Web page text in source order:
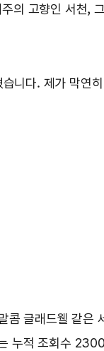
의 고향인 서천,
니다. 제가 막
콤 글래드웰 같은
누적 조회수